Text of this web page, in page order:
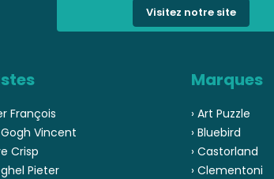
Visitez notre site
François
Gogh Vincent
Crisp
Pieter
Marques
› Art Puzzle
› Bluebird
› Castorland
› Clementoni